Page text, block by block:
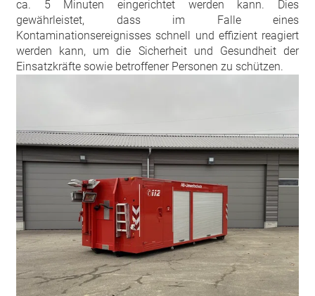
ca. 5 Minuten eingerichtet werden kann. Dies
gewährleistet, dass im Falle eines
Kontaminationsereignisses schnell und effizient reagiert
werden kann, um die Sicherheit und Gesundheit der
Einsatzkräfte sowie betroffener Personen zu schützen.